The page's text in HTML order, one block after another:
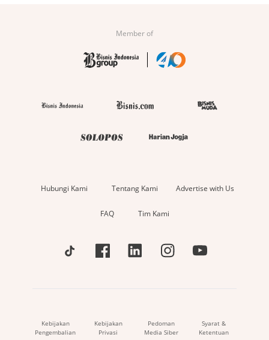
Member of
Hubungi Kami Tentang Kami Advertise with Us
FAQ Tim Kami
Kebijakan
Pengembalian
Kebijakan
Privasi
Pedoman
Media Siber
Syarat &
Ketentuan